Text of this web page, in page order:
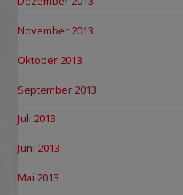
November 2013
Oktober 2013
September 2013
Juli 2013
Juni 2013
Mai 2013